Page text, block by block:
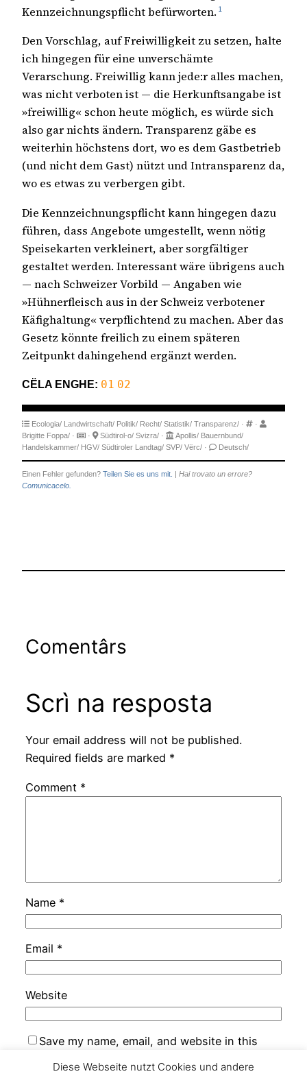
Kennzeichnungspflicht befürworten. 1
Den Vorschlag, auf Freiwilligkeit zu setzen, halte
ich hingegen für eine unverschämte
Verarschung. Freiwillig kann jede:r alles machen,
was nicht verboten ist — die Herkunftsangabe ist
»freiwillig« schon heute möglich, es würde sich
also gar nichts ändern. Transparenz gäbe es
weiterhin höchstens dort, wo es dem Gastbetrieb
(und nicht dem Gast) nützt und Intransparenz da,
wo es etwas zu verbergen gibt.
Die Kennzeichnungspflicht kann hingegen dazu
führen, dass Angebote umgestellt, wenn nötig
Speisekarten verkleinert, aber sorgfältiger
gestaltet werden. Interessant wäre übrigens auch
— nach Schweizer Vorbild — Angaben wie
»Hühnerfleisch aus in der Schweiz verbotener
Käfighaltung« verpflichtend zu machen. Aber das
Gesetz könnte freilich zu einem späteren
Zeitpunkt dahingehend ergänzt werden.
CËLA ENGHE: 01 02
Ecologia/ Landwirtschaft/ Politik/ Recht/ Statistik/ Transparenz/ ·
·
Brigitte Foppa/ · · Südtirol-o/ Svizra/ · Apollis/ Bauernbund/
Handelskammer/ HGV/ Südtiroler Landtag/ SVP/ Vërc/ · Deutsch/
Einen Fehler gefunden? Teilen Sie es uns mit. | Hai trovato un errore?
Comunicacelo.
Comentârs
Scrì na resposta
Your email address will not be published.
Required fields are marked *
Comment *
Name *
Email *
Website
Save my name, email, and website in this
Diese Webseite nutzt Cookies und andere